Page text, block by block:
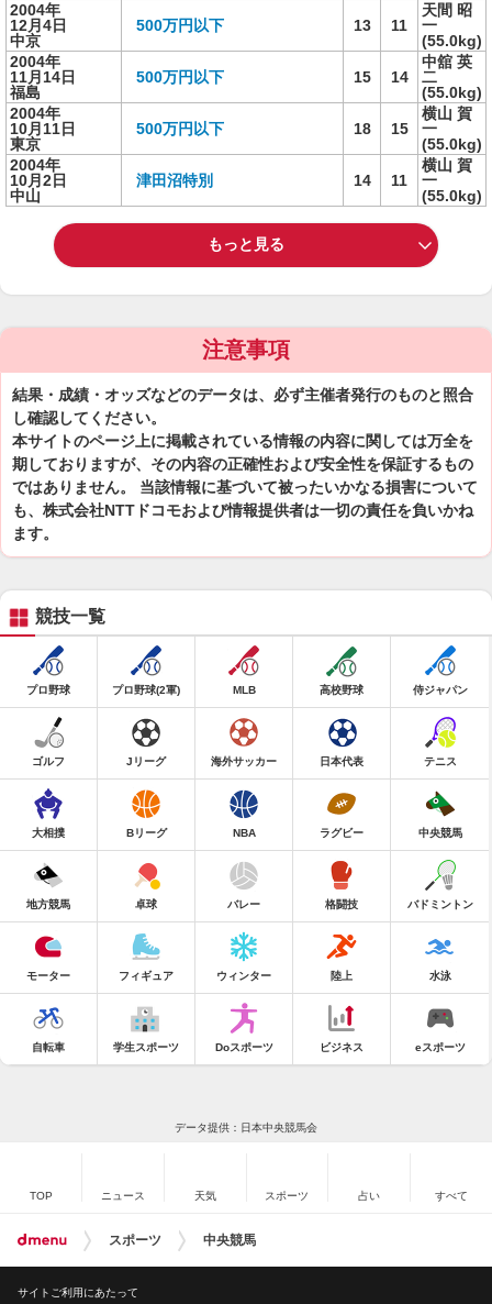
2004年
12月4日
中京
500万円以下 13 11
天間 昭
一
(55.0kg)
2004年
11月14日
福島
500万円以下 15 14
中舘 英
二
(55.0kg)
2004年
10月11日
東京
500万円以下 18 15
横山 賀
一
(55.0kg)
2004年
10月2日
中山
津田沼特別 14 11
横山 賀
一
(55.0kg)
もっと見る
注意事項
結果・成績・オッズなどのデータは、必ず主催者発行のものと照合
し確認してください。
本サイトのページ上に掲載されている情報の内容に関しては万全を
期しておりますが、その内容の正確性および安全性を保証するもの
ではありません。 当該情報に基づいて被ったいかなる損害について
も、株式会社NTTドコモおよび情報提供者は一切の責任を負いかね
ます。
競技一覧
プロ野球 プロ野球(2軍) MLB 高校野球 侍ジャパン
ゴルフ Jリーグ 海外サッカー 日本代表 テニス
大相撲 Bリーグ NBA ラグビー 中央競馬
地方競馬 卓球 バレー 格闘技 バドミントン
モーター フィギュア ウィンター 陸上 水泳
自転車 学生スポーツ Doスポーツ ビジネス eスポーツ
データ提供：日本中央競馬会
TOP ニュース 天気 スポーツ 占い すべて
スポーツ 中央競馬
サイトご利用にあたって